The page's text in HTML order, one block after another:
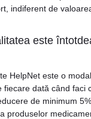
indiferent de
este
HelpNet este o
fiecare dată când faci
de minimum
produselor